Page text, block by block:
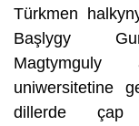
Türkmen
Başlygy
Magtymguly
uniwersitetine
dillerde çap